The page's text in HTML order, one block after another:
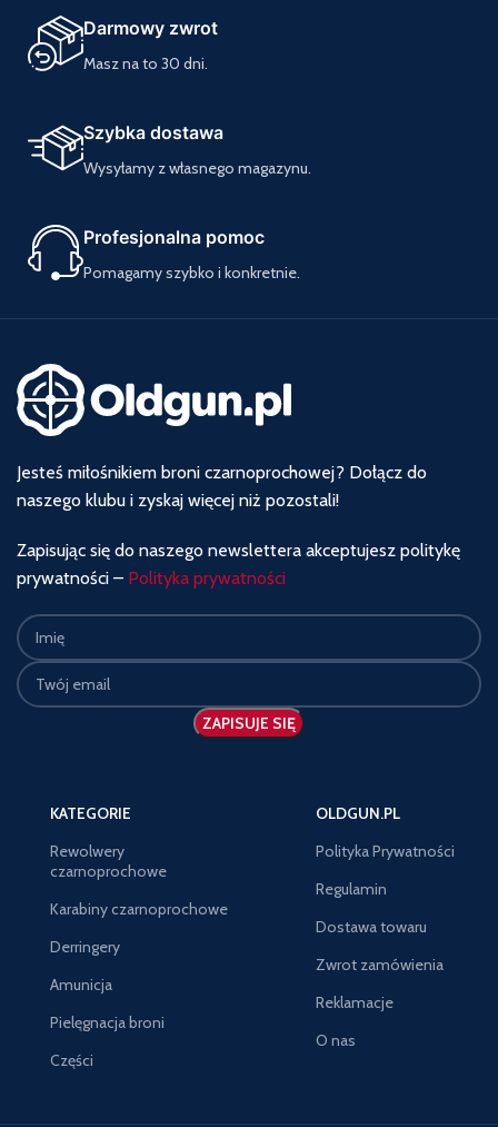
Darmowy zwrot
Masz na to 30 dni.
Szybka dostawa
Wysyłamy z własnego magazynu.
Profesjonalna pomoc
Pomagamy szybko i konkretnie.
Jesteś miłośnikiem broni czarnoprochowej? Dołącz do
naszego klubu i zyskaj więcej niż pozostali!
Zapisując się do naszego newslettera akceptujesz politykę
prywatności – Polityka prywatności
KATEGORIE
Rewolwery
czarnoprochowe
Karabiny czarnoprochowe
Derringery
Amunicja
Pielęgnacja broni
Części
OLDGUN.PL
Polityka Prywatności
Regulamin
Dostawa towaru
Zwrot zamówienia
Reklamacje
O nas